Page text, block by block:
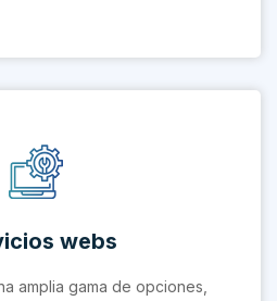
webs
amplia gama de opciones,